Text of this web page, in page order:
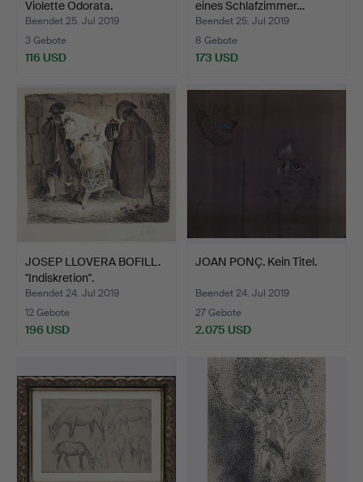
Violette Odorata.
Beendet 25. Jul 2019
3 Gebote
116 USD
eines Schlafzimmer…
Beendet 25. Jul 2019
8 Gebote
173 USD
JOSEP LLOVERA BOFILL.
"Indiskretion".
Beendet 24. Jul 2019
12 Gebote
196 USD
JOAN PONÇ. Kein Titel.
Beendet 24. Jul 2019
27 Gebote
2.075 USD